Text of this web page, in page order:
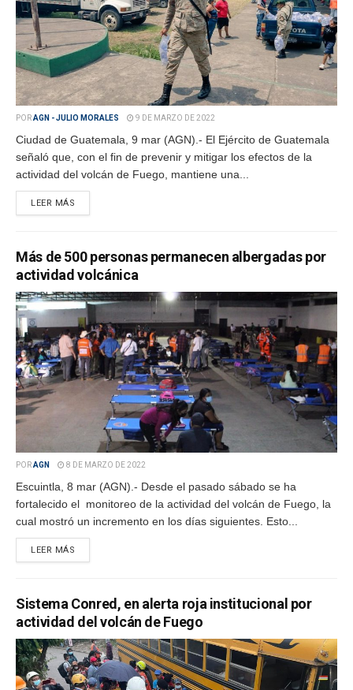
PORAGN - JULIO MORALES 9 DE MARZO DE 2022
Ciudad de Guatemala, 9 mar (AGN).- El Ejército de Guatemala
señaló que, con el fin de prevenir y mitigar los efectos de la
actividad del volcán de Fuego, mantiene una...
LEER MÁS
Más de 500 personas permanecen albergadas por
actividad volcánica
PORAGN 8 DE MARZO DE 2022
Escuintla, 8 mar (AGN).- Desde el pasado sábado se ha
fortalecido el monitoreo de la actividad del volcán de Fuego, la
cual mostró un incremento en los días siguientes. Esto...
LEER MÁS
Sistema Conred, en alerta roja institucional por
actividad del volcán de Fuego